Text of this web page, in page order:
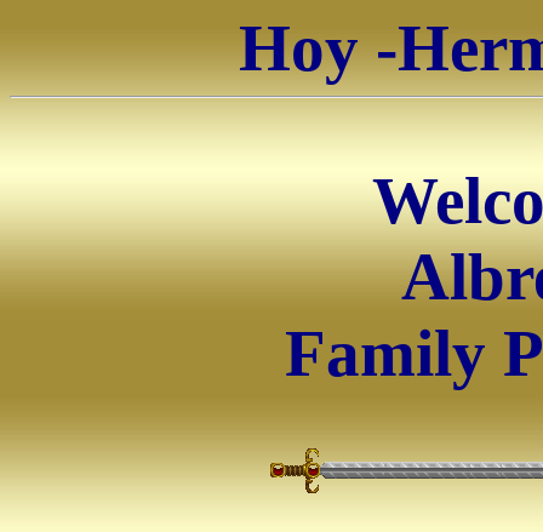
Hoy -
Family